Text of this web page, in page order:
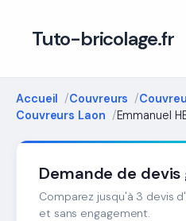
Tuto-bricolage.fr
Accueil Couvreurs
Couvreurs Laon
Emmanuel
Demande de
Comparez jusqu'à 3 devis
et sans engagement.